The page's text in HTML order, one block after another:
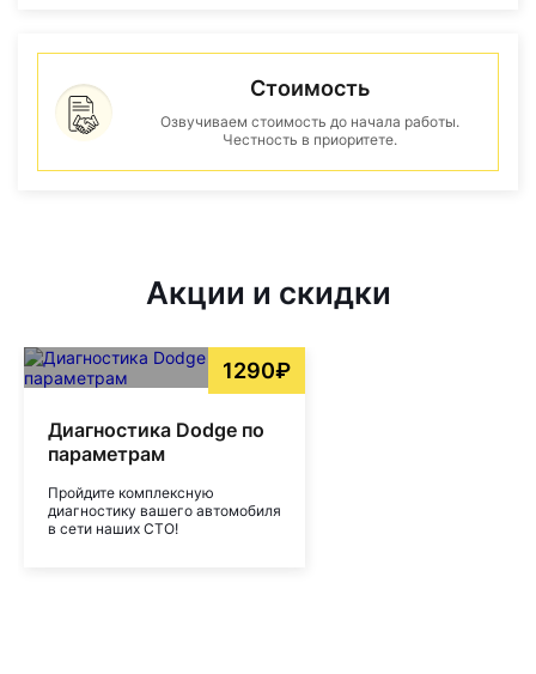
Стоимость
Озвучиваем стоимость до начала работы.
Честность в приоритете.
Акции и скидки
1290₽
Диагностика Dodge по
параметрам
Пройдите комплексную
диагностику вашего автомобиля
в сети наших СТО!